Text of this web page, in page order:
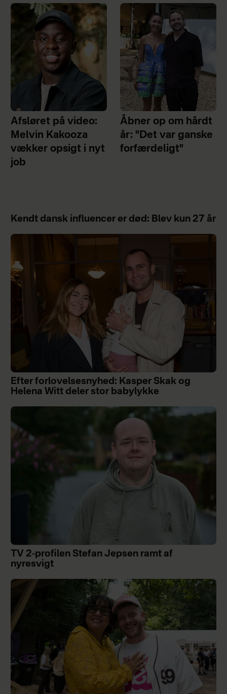
Afsløret på video:
Melvin Kakooza
vækker opsigt i nyt
job
Åbner op om hårdt
år: "Det var ganske
forfærdeligt"
Kendt dansk influencer er død: Blev kun 27 år
Efter forlovelsesnyhed: Kasper Skak og
Helena Witt deler stor babylykke
TV 2-profilen Stefan Jepsen ramt af
nyresvigt